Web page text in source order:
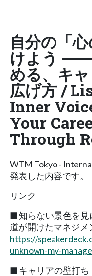
自分の「
けよう ――
める、キ
広げ方 /
Inner
Your
Through
WTM Tokyo -
発表した内容です。
リンク
■ 知らない景色を見
道が開けたマネジメ
https://
unknown-my-
■ キャリアの壁打ち